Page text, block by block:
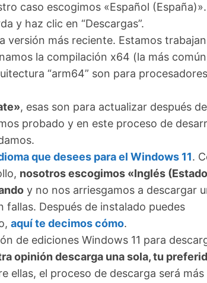
caso escogimos «Español (España)».
y haz clic en “Descargas”.
versión más reciente. Estamos
la compilación x64 (la más
“arm64” son para
, esas son para actualizar después de
probado y en este proceso de
que desees para el Windows 11.
nosotros escogimos «Inglés
y no nos arriesgamos a descargar
Después de instalado puedes
aquí te decimos cómo.
de ediciones Windows 11 para
opinión descarga una sola, tu
ellas, el proceso de descarga será más